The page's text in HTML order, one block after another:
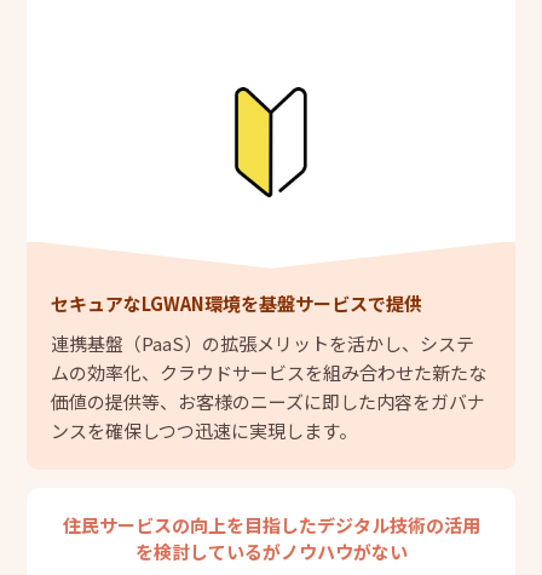
セキュアなLGWAN環境を基盤サービスで提供
連携基盤（PaaS）の拡張メリットを活かし、システ
ムの効率化、クラウドサービスを組み合わせた新たな
価値の提供等、お客様のニーズに即した内容をガバナ
ンスを確保しつつ迅速に実現します。
住民サービスの向上を目指したデジタル技術の活用
を検討しているがノウハウがない